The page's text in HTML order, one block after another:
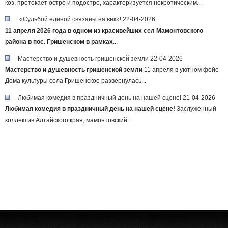
коз, протекает остро и подостро, характеризуется некротическим...
«Судьбой единой связаны на век»! 22-04-2026
11 апреля 2026 года в одном из красивейших сел Мамонтовского
района в пос. Гришенском в рамках...
Мастерство и душевность гришенской земли 22-04-2026
Мастерство и душевность гришенской земли 11 апреля в уютном фойе
Дома культуры села Гришенское развернулась...
Любимая комедия в праздничный день на нашей сцене! 21-04-2026
Любимая комедия в праздничный день на нашей сцене! Заслуженный
коллектив Алтайского края, мамонтовский...